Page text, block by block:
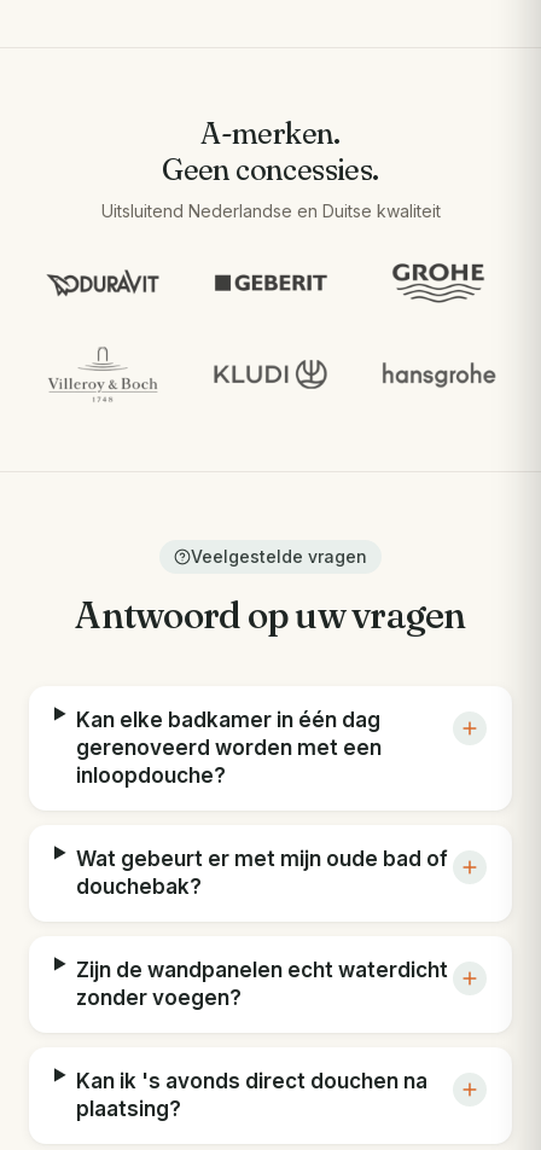
A-merken.
Geen concessies.
Uitsluitend Nederlandse en Duitse kwaliteit
Veelgestelde vragen
Antwoord op uw vragen
Kan elke badkamer in één dag
gerenoveerd worden met een
inloopdouche?
Wat gebeurt er met mijn oude bad of
douchebak?
Zijn de wandpanelen echt waterdicht
zonder voegen?
Kan ik 's avonds direct douchen na
plaatsing?